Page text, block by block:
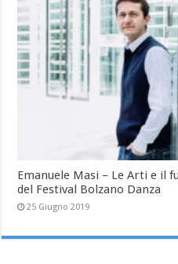
Emanuele Masi – Le Arti e il
del Festival Bolzano Danza
25 Giugno 2019